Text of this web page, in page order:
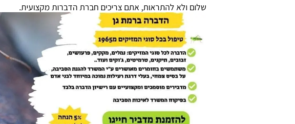
שלום ולא להתראות, אתם צריכים חברת הדברות מקצועית.